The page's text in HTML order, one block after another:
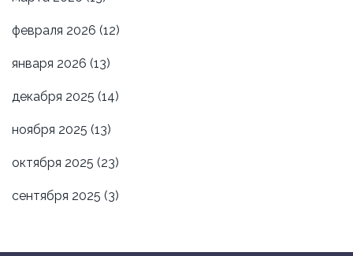
февраля 2026 (12)
января 2026 (13)
декабря 2025 (14)
ноября 2025 (13)
октября 2025 (23)
сентября 2025 (3)